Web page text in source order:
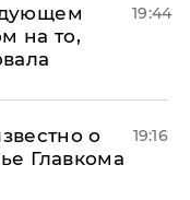
на то,
19:44
о
Главкома
19:16